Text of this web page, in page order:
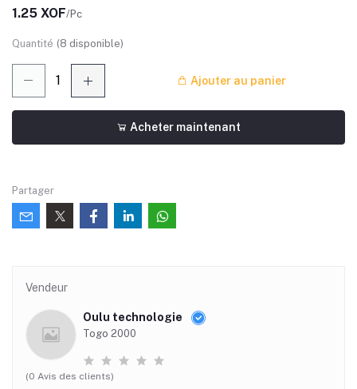
1.25 XOF/Pc
Quantité (8 disponible)
Ajouter au panier
Acheter maintenant
Partager
Vendeur
Oulu technologie
Togo 2000
(0 Avis des clients)